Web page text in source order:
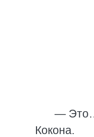
— Это…
Кокона.